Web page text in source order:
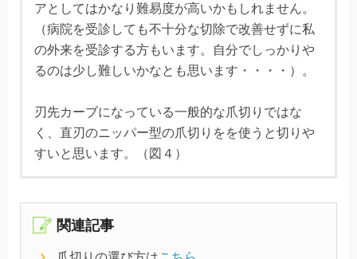
アとしてはかなり難易度が高いかもしれません。
（病院を受診しても不十分な切除で改善せずに私
の外来を受診する方もいます。自分でしっかりや
るのは少し難しいかなとも思います・・・・）。
刃先カーブになっている一般的な爪切りではな
く、直刃のニッパー型の爪切りをを使うと切りや
すいと思います。（図４）
関連記事